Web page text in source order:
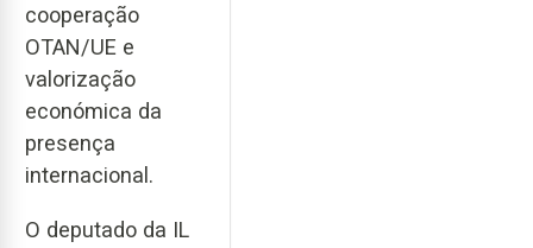
cooperação
OTAN/UE e
valorização
económica da
presença
internacional.
O deputado da IL